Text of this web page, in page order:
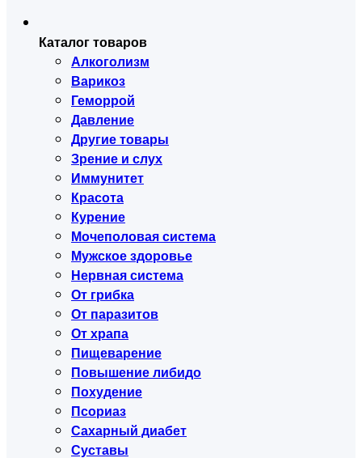
Каталог товаров
Алкоголизм
Варикоз
Геморрой
Давление
Другие товары
Зрение и слух
Иммунитет
Красота
Курение
Мочеполовая система
Мужское здоровье
Нервная система
От грибка
От паразитов
От храпа
Пищеварение
Повышение либидо
Похудение
Псориаз
Сахарный диабет
Суставы